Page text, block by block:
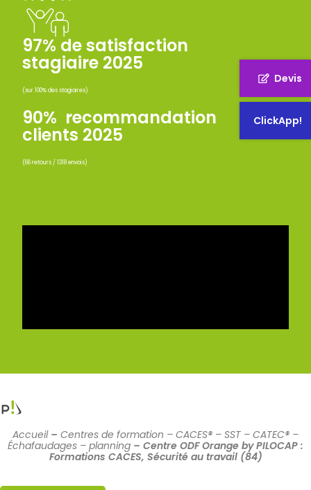
Devis
ClickApp!
97% de satisfaction
stagiaire 2025
(sur 100% des stagiaires)
90% recommandation
clients 2025
(66 retours / 1318 envois)
Accueil– Centres de formation – CACES® – SST – CATEC® –
Échafaudages – planning – Centre ODF Orange by PILOCAP :
Formations CACES, Sécurité au travail (84)